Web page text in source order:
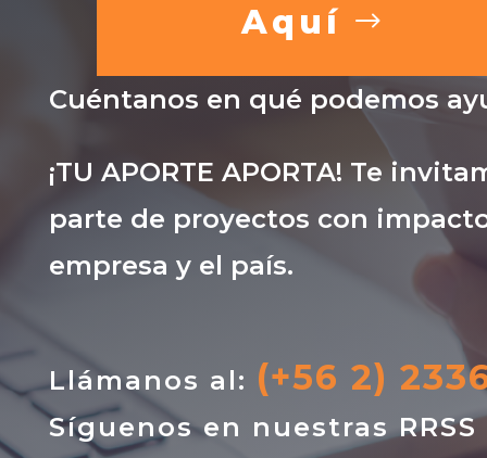
Aquí
Cuéntanos en qué podemos
¡TU APORTE APORTA! Te
parte de proyectos con
empresa y el país.
Llámanos al: (+56 2)
Síguenos en nuestras RRSS